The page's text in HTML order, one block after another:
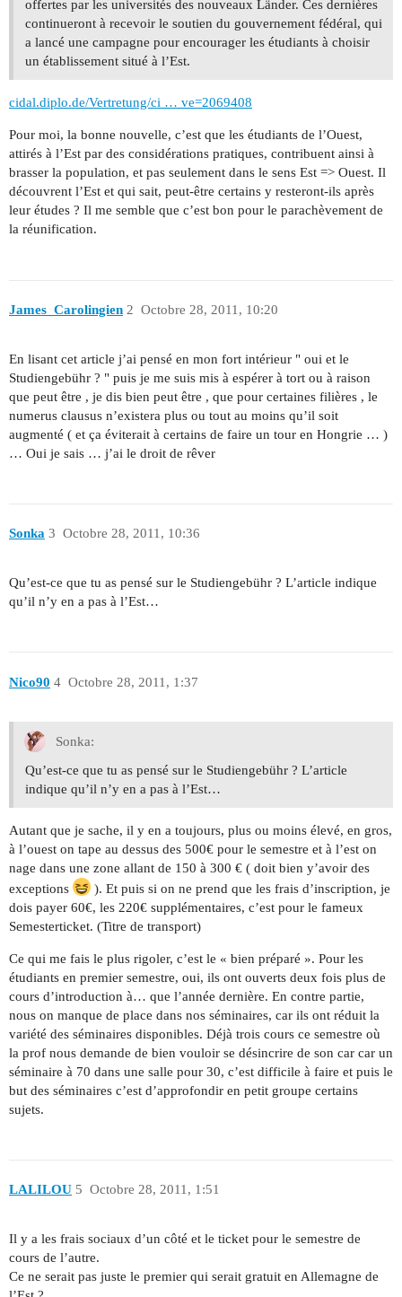
offertes par les universités des nouveaux Länder. Ces dernières
continueront à recevoir le soutien du gouvernement fédéral, qui
a lancé une campagne pour encourager les étudiants à choisir
un établissement situé à l’Est.
cidal.diplo.de/Vertretung/ci … ve=2069408
Pour moi, la bonne nouvelle, c’est que les étudiants de l’Ouest,
attirés à l’Est par des considérations pratiques, contribuent ainsi à
brasser la population, et pas seulement dans le sens Est => Ouest. Il
découvrent l’Est et qui sait, peut-être certains y resteront-ils après
leur études ? Il me semble que c’est bon pour le parachèvement de
la réunification.
James_Carolingien Octobre 28, 2011, 10:20
2
En lisant cet article j’ai pensé en mon fort intérieur " oui et le
Studiengebühr ? " puis je me suis mis à espérer à tort ou à raison
que peut être , je dis bien peut être , que pour certaines filières , le
numerus clausus n’existera plus ou tout au moins qu’il soit
augmenté ( et ça éviterait à certains de faire un tour en Hongrie … )
… Oui je sais … j’ai le droit de rêver
Sonka Octobre 28, 2011, 10:36
3
Qu’est-ce que tu as pensé sur le Studiengebühr ? L’article indique
qu’il n’y en a pas à l’Est…
Nico90 Octobre 28, 2011, 1:37
4
Sonka:
Qu’est-ce que tu as pensé sur le Studiengebühr ? L’article
indique qu’il n’y en a pas à l’Est…
Autant que je sache, il y en a toujours, plus ou moins élevé, en gros,
à l’ouest on tape au dessus des 500€ pour le semestre et à l’est on
nage dans une zone allant de 150 à 300 € ( doit bien y’avoir des
exceptions
). Et puis si on ne prend que les frais d’inscription, je
dois payer 60€, les 220€ supplémentaires, c’est pour le fameux
Semesterticket. (Titre de transport)
Ce qui me fais le plus rigoler, c’est le « bien préparé ». Pour les
étudiants en premier semestre, oui, ils ont ouverts deux fois plus de
cours d’introduction à… que l’année dernière. En contre partie,
nous on manque de place dans nos séminaires, car ils ont réduit la
variété des séminaires disponibles. Déjà trois cours ce semestre où
la prof nous demande de bien vouloir se désincrire de son car car un
séminaire à 70 dans une salle pour 30, c’est difficile à faire et puis le
but des séminaires c’est d’approfondir en petit groupe certains
sujets.
LALILOU Octobre 28, 2011, 1:51
5
Il y a les frais sociaux d’un côté et le ticket pour le semestre de
cours de l’autre.
Ce ne serait pas juste le premier qui serait gratuit en Allemagne de